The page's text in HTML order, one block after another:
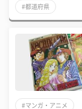
#都道府県
#マンガ・アニメ